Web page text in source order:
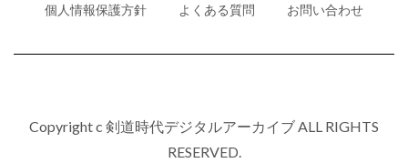
個人情報保護方針
よくある質問 お問い合わせ
Copyright c 剣道時代デジタルアーカイブ ALL RIGHTS
RESERVED.